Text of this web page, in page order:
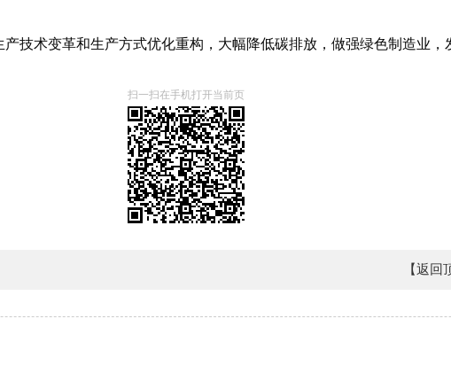
技术变革和生产方式优化重构，大幅降低碳排放，做强绿色制造业，
扫一扫在手机打开当前页
【返回